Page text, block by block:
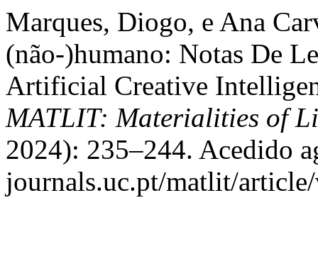
Marques, Diogo, e Ana
(não-)humano: Notas De
Artificial Creative
MATLIT: Materialities of
2024): 235–244. Acedido
journals.uc.pt/matlit/